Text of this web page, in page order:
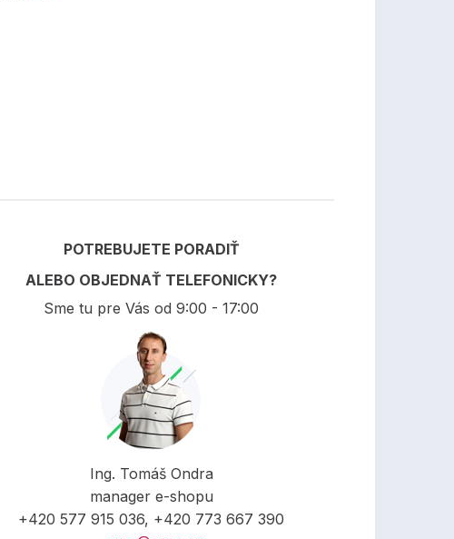
POTREBUJETE PORADIŤ
ALEBO OBJEDNAŤ TELEFONICKY?
Sme tu pre Vás od 9:00 - 17:00
Ing. Tomáš Ondra
manager e-shopu
+420 577 915 036, +420 773 667 390